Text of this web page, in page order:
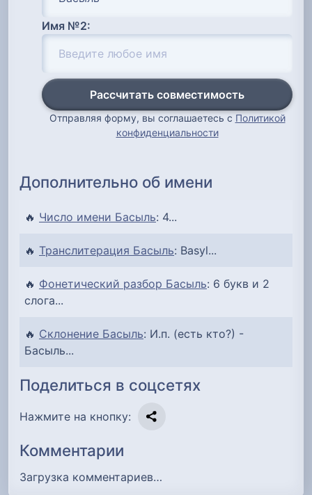
Имя №2:
Рассчитать совместимость
Отправляя форму, вы соглашаетесь с Политикой
конфиденциальности
Дополнительно об имени
🔥 Число имени Басыль: 4...
🔥 Транслитерация Басыль: Basyl...
🔥 Фонетический разбор Басыль: 6 букв и 2
слога...
🔥 Склонение Басыль: И.п. (есть кто?) -
Басыль...
Поделиться в соцсетях
Нажмите на кнопку:
Комментарии
Загрузка комментариев…